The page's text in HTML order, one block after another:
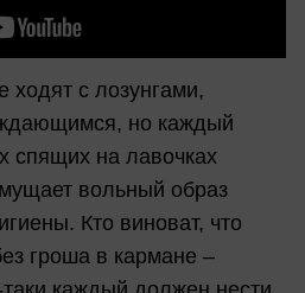
ходят с лозунгами,
но каждый
спящих на лавочках
вольный образ
Кто виноват, что
гроша в кармане –